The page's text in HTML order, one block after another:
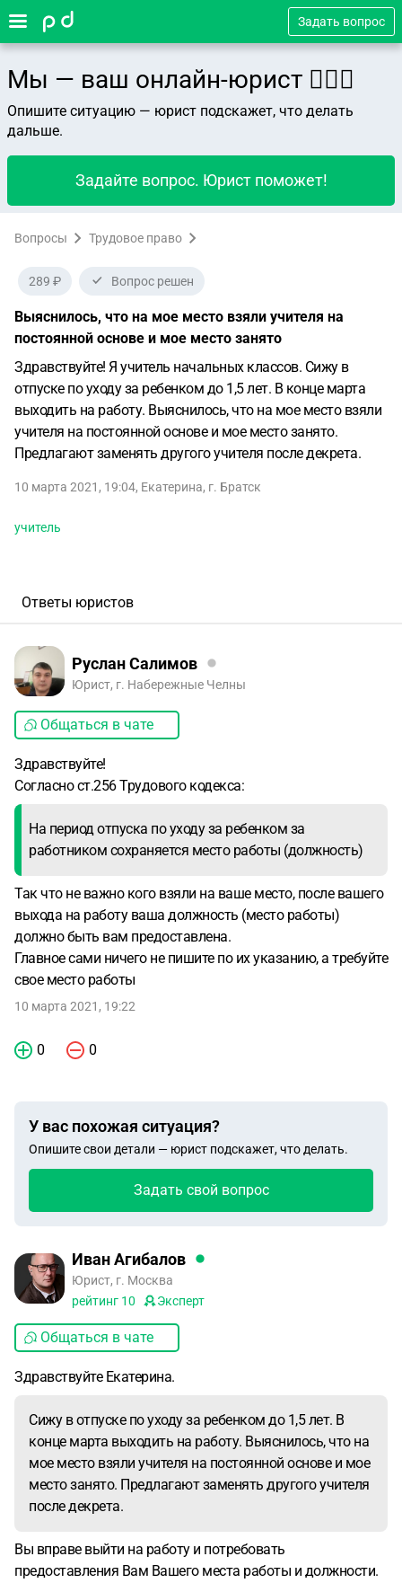
Задать вопрос
Мы — ваш онлайн-юрист 👨🏻‍⚖️
Опишите ситуацию — юрист подскажет, что делать
дальше.
Задайте вопрос. Юрист поможет!
Вопросы Трудовое право
289 ₽ Вопрос решен
Выяснилось, что на мое место взяли учителя на
постоянной основе и мое место занято
Здравствуйте! Я учитель начальных классов. Сижу в
отпуске по уходу за ребенком до 1,5 лет. В конце марта
выходить на работу. Выяснилось, что на мое место взяли
учителя на постоянной основе и мое место занято.
Предлагают заменять другого учителя после декрета.
10 марта 2021, 19:04, Екатерина, г. Братск
учитель
Ответы юристов
Руслан Салимов
Юрист, г. Набережные Челны
Общаться в чате
Здравствуйте!
Согласно ст.256 Трудового кодекса:
На период отпуска по уходу за ребенком за
работником сохраняется место работы (должность)
Так что не важно кого взяли на ваше место, после вашего
выхода на работу ваша должность (место работы)
должно быть вам предоставлена.
Главное сами ничего не пишите по их указанию, а требуйте
свое место работы
10 марта 2021, 19:22
0 0
У вас похожая ситуация?
Опишите свои детали — юрист подскажет, что делать.
Задать свой вопрос
Иван Агибалов
Юрист, г. Москва
рейтинг 10 Эксперт
Общаться в чате
Здравствуйте Екатерина.
Сижу в отпуске по уходу за ребенком до 1,5 лет. В
конце марта выходить на работу. Выяснилось, что на
мое место взяли учителя на постоянной основе и мое
место занято. Предлагают заменять другого учителя
после декрета.
Вы вправе выйти на работу и потребовать
предоставления Вам Вашего места работы и должности.